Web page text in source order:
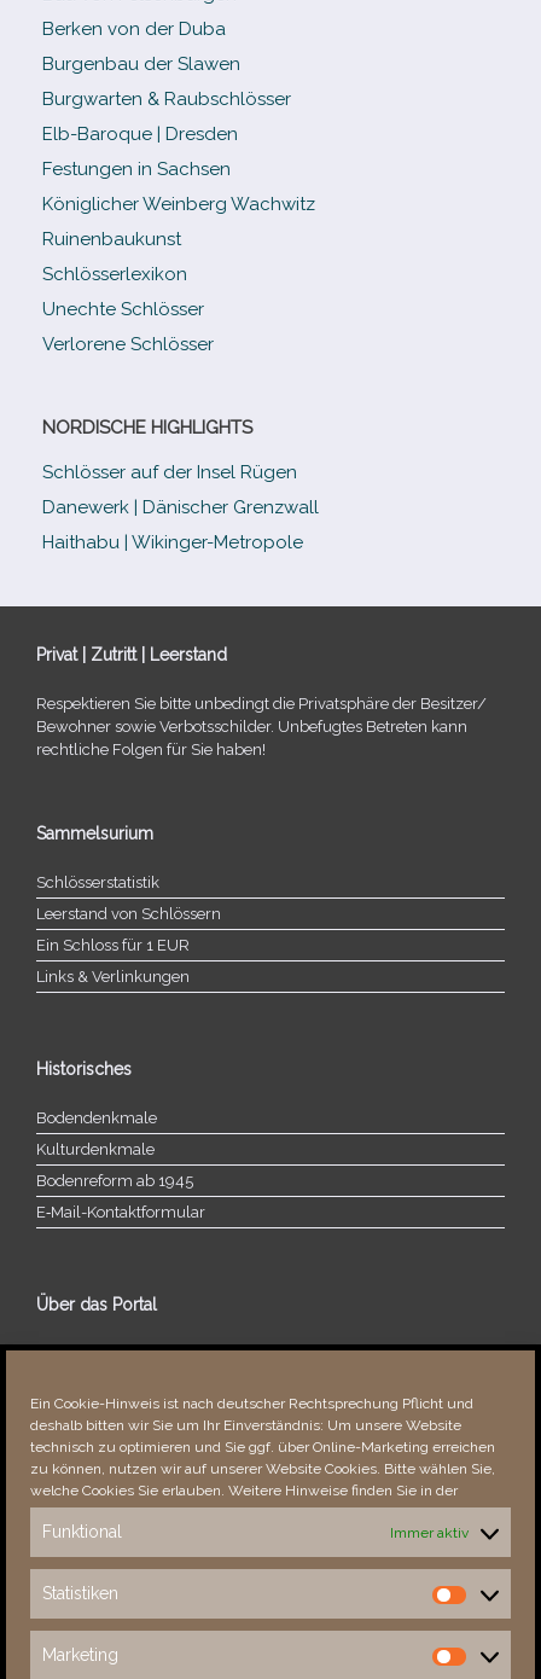
Ein Cookie-Hinweis ist nach deutscher Rechtsprechung Pflicht und
deshalb bitten wir Sie um Ihr Einverständnis: Um unsere Website
technisch zu optimieren und Sie ggf. über Online-Marketing erreichen
zu können, nutzen wir auf unserer Website Cookies. Bitte wählen Sie,
welche Cookies Sie erlauben. Weitere Hinweise finden Sie in der
Funktional Immer aktiv
Statistiken
Statistiken
Marketing
Marketing
Berken von der Duba
Burgenbau der Slawen
Burgwarten & Raubschlösser
Elb-​Baroque | Dresden
Festungen in Sachsen
Königlicher Weinberg Wachwitz
Ruinenbaukunst
Schlösserlexikon
Unechte Schlösser
Verlorene Schlösser
NORDISCHE HIGHLIGHTS
Schlösser auf der Insel Rügen
Danewerk | Dänischer Grenzwall
Haithabu | Wikinger-Metropole
Privat | Zutritt | Leerstand
Respektieren Sie bitte unbe­dingt die Privatsphäre der Besitzer/​
Bewohner sowie Verbotsschilder. Unbefugtes Betreten kann
recht­li­che Folgen für Sie haben!
Sammelsurium
Schlösserstatistik
Leerstand von Schlössern
Ein Schloss für 1 EUR
Links & Verlinkungen
Historisches
Bodendenkmale
Kulturdenkmale
Bodenreform ab 1945
E‑Mail-​​Kontaktformular
Über das Portal
Über dieses Portal
Fehler bemerkt?
Besucher seit 08/​2021
This Week
36524